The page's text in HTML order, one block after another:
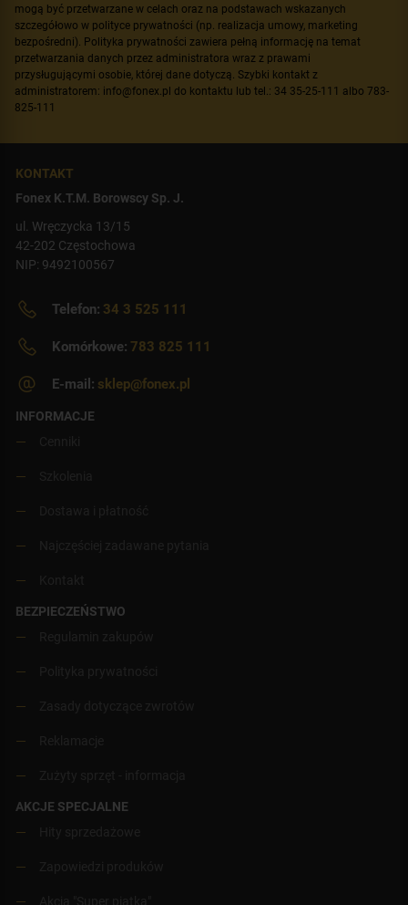
mogą być przetwarzane w celach oraz na podstawach wskazanych
szczegółowo w polityce prywatności (np. realizacja umowy, marketing
bezpośredni). Polityka prywatności zawiera pełną informację na temat
przetwarzania danych przez administratora wraz z prawami
przysługującymi osobie, której dane dotyczą. Szybki kontakt z
administratorem: info@fonex.pl do kontaktu lub tel.: 34 35-25-111 albo 783-
825-111
KONTAKT
Fonex K.T.M. Borowscy Sp. J.
ul. Wręczycka 13/15
42-202 Częstochowa
NIP: 9492100567
Telefon: 34 3 525 111
Komórkowe: 783 825 111
E-mail: sklep@fonex.pl
INFORMACJE
BEZPIECZEŃSTWO
AKCJE SPECJALNE